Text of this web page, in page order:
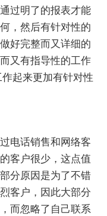
过明了的报表才能
，然后有针对性的
好完整而又详细的
又有指导性的工作
起来更加有针对性
电话销售和网络客
客户很少，这点值
分原因是为了不错
客户，因此大部分
而忽略了自己联系